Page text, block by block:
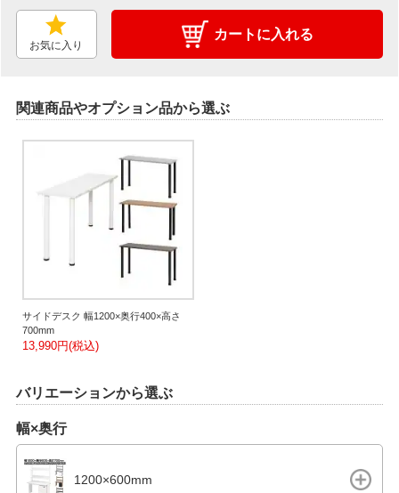
お気に入り
カートに入れる
関連商品やオプション品から選ぶ
サイドデスク 幅1200×奥行400×高さ
700mm
13,990円(税込)
バリエーションから選ぶ
幅×奥行
1200×600mm